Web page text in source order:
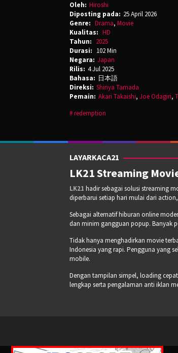
Oleh: Hiroshi
Diposting pada: 25 April 2026
Genre: Drama, Movie
Kualitas: HD
Tahun: 2025
Durasi: 102 Min
Negara: Japan
Rilis: 4 Jul 2025
Bahasa: 日本語
Direksi: Shinya Tamada
Pemain: Akari Takaishi, Joe Odagiri,
redemption
LAYARKACA21
LK21 Streaming
LK21 hadir sebagai solusi streaming
diperbarui setiap hari mulai dari
Sebagai alternatif hiburan online
dan minim gangguan popup. Banyak
Tidak hanya menghadirkan movie
Indonesia yang rapi. Pengguna yang
mobile.
Dengan tampilan simpel, loading
lengkap serta pengalaman anti iklan